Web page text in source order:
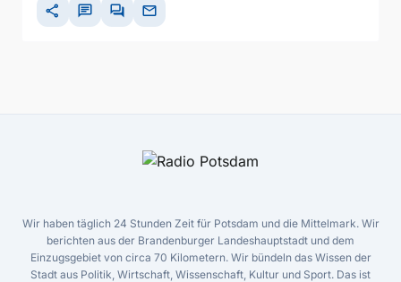
share chat forum mail
Wir haben täglich 24 Stunden Zeit für Potsdam und die Mittelmark. Wir
berichten aus der Brandenburger Landeshauptstadt und dem
Einzugsgebiet von circa 70 Kilometern. Wir bündeln das Wissen der
Stadt aus Politik, Wirtschaft, Wissenschaft, Kultur und Sport. Das ist